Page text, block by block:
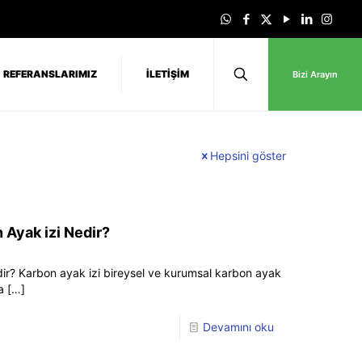
REFERANSLARIMIZ İLETİŞİM Bizi Arayın
Hepsini göster
Ayak izi Nedir?
Karbon ayak izi bireysel ve kurumsal karbon ayak
[…]
Devamını oku